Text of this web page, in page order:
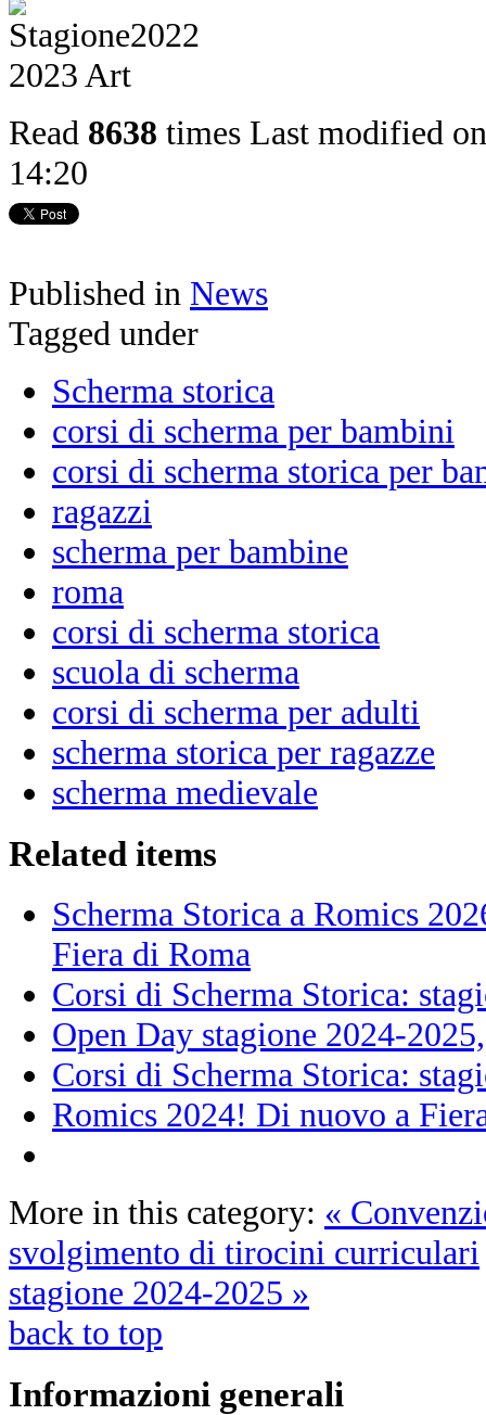
Read 8638 times Last modified
14:20
Published in News
Tagged under
Scherma storica
corsi di scherma per bambini
corsi di scherma storica per
ragazzi
scherma per bambine
roma
corsi di scherma storica
scuola di scherma
corsi di scherma per adulti
scherma storica per ragazze
scherma medievale
Related items
Scherma Storica a Romics
Fiera di Roma
Corsi di Scherma Storica:
Open Day stagione 2024-
Corsi di Scherma Storica:
Romics 2024! Di nuovo a
More in this category: «
svolgimento di tirocini curriculari
stagione 2024-2025 »
back to top
Informazioni generali